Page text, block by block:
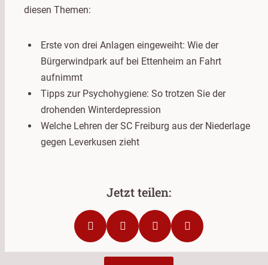
diesen Themen:
Erste von drei Anlagen eingeweiht: Wie der
Bürgerwindpark auf bei Ettenheim an Fahrt
aufnimmt
Tipps zur Psychohygiene: So trotzen Sie der
drohenden Winterdepression
Welche Lehren der SC Freiburg aus der Niederlage
gegen Leverkusen zieht